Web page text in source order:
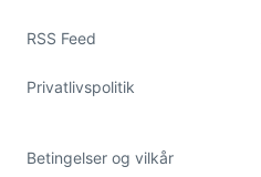
RSS Feed
Privatlivspolitik
Betingelser og vilkår